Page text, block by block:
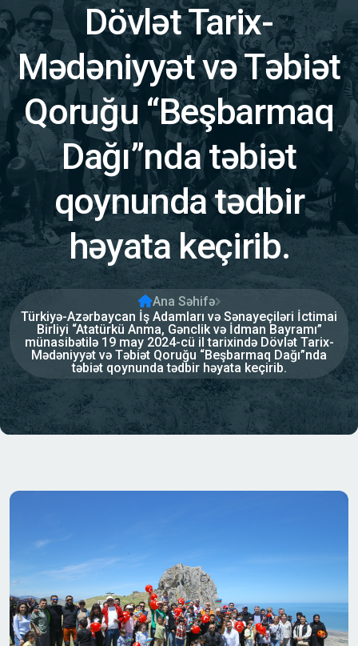
Dövlət Tarix-
Mədəniyyət və Təbiət
Qoruğu “Beşbarmaq
Dağı”nda təbiət
qoynunda tədbir
həyata keçirib.
Ana Səhifə
Türkiyə-Azərbaycan İş Adamları və Sənayeçiləri İctimai
Birliyi “Atatürkü Anma, Gənclik və İdman Bayramı”
münasibətilə 19 may 2024-cü il tarixində Dövlət Tarix-
Mədəniyyət və Təbiət Qoruğu “Beşbarmaq Dağı”nda
təbiət qoynunda tədbir həyata keçirib.